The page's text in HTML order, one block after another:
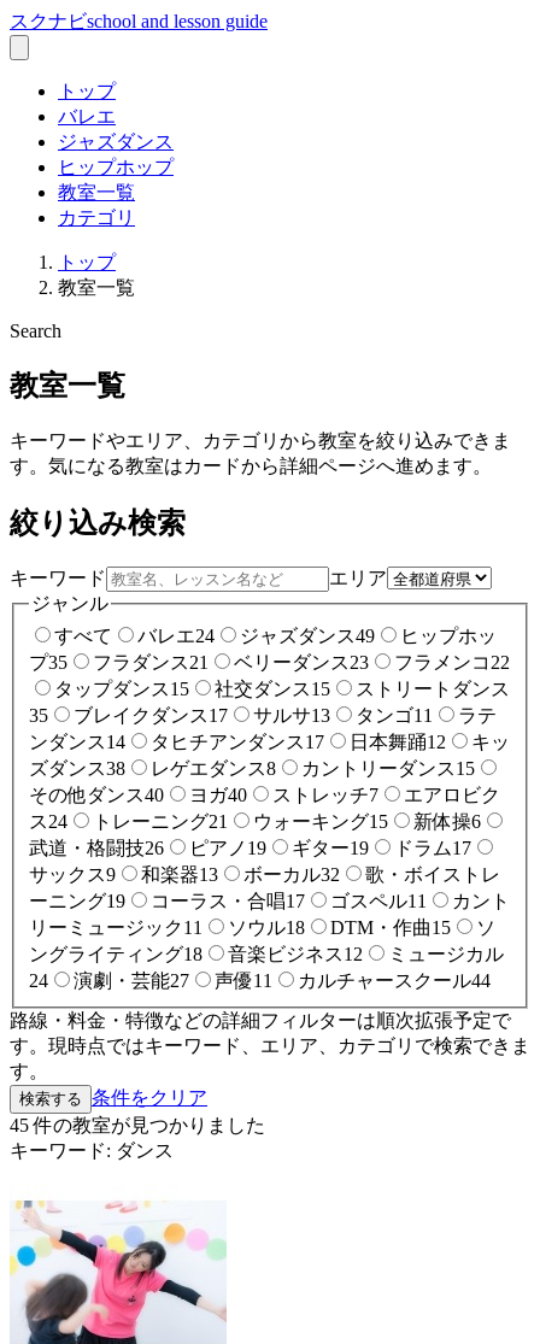
スクナビschool and lesson guide
トップ
バレエ
ジャズダンス
ヒップホップ
教室一覧
カテゴリ
トップ
教室一覧
Search
教室一覧
キーワードやエリア、カテゴリから教室を絞り込みできま
す。気になる教室はカードから詳細ページへ進めます。
絞り込み検索
キーワード
エリア
ジャンル
すべて
バレエ24 ジャズダンス49
ヒップホッ
プ35 フラダンス21 ベリーダンス23 フラメンコ 22
タップダンス15 社交ダンス15
ストリートダンス
35
ブレイクダンス17 サルサ13 タンゴ11
ラテ
ンダンス14 タヒチアンダンス17 日本舞踊12
キッ
ズダンス38 レゲエダンス8 カントリーダンス15
その他ダンス40 ヨガ40 ストレッチ7
エアロビク
ス24 トレーニング21 ウォーキング15 新体操6
武道・格闘技26 ピアノ 19 ギター19 ドラム17
サックス9 和楽器13 ボーカル32
歌・ボイストレ
ーニング19 コーラス・合唱17 ゴスペル11
カント
リーミュージック11 ソウル18 DTM・作曲15
ソ
ングライティング18 音楽ビジネス12
ミュージカル
24
演劇・芸能27 声優11 カルチャースクール44
路線・料金・特徴などの詳細フィルターは順次拡張予定で
す。現時点ではキーワード、エリア、カテゴリで検索できま
す。
検索する 条件をクリア
45件の教室が見つかりました
キーワード: ダンス